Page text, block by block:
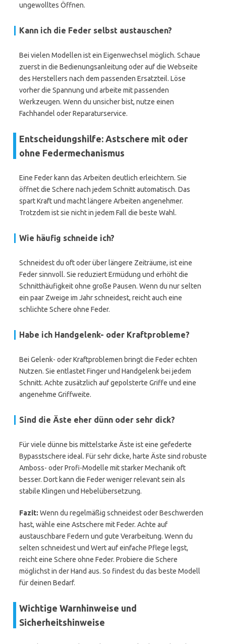
ungewolltes Öffnen.
Kann ich die Feder selbst austauschen?
Bei vielen Modellen ist ein Eigenwechsel möglich. Schaue
zuerst in die Bedienungsanleitung oder auf die Webseite
des Herstellers nach dem passenden Ersatzteil. Löse
vorher die Spannung und arbeite mit passenden
Werkzeugen. Wenn du unsicher bist, nutze einen
Fachhandel oder Reparaturservice.
Entscheidungshilfe: Astschere mit oder
ohne Federmechanismus
Eine Feder kann das Arbeiten deutlich erleichtern. Sie
öffnet die Schere nach jedem Schnitt automatisch. Das
spart Kraft und macht längere Arbeiten angenehmer.
Trotzdem ist sie nicht in jedem Fall die beste Wahl.
Wie häufig schneide ich?
Schneidest du oft oder über längere Zeiträume, ist eine
Feder sinnvoll. Sie reduziert Ermüdung und erhöht die
Schnitthäufigkeit ohne große Pausen. Wenn du nur selten
ein paar Zweige im Jahr schneidest, reicht auch eine
schlichte Schere ohne Feder.
Habe ich Handgelenk- oder Kraftprobleme?
Bei Gelenk- oder Kraftproblemen bringt die Feder echten
Nutzen. Sie entlastet Finger und Handgelenk bei jedem
Schnitt. Achte zusätzlich auf gepolsterte Griffe und eine
angenehme Griffweite.
Sind die Äste eher dünn oder sehr dick?
Für viele dünne bis mittelstarke Äste ist eine gefederte
Bypasstschere ideal. Für sehr dicke, harte Äste sind robuste
Amboss- oder Profi-Modelle mit starker Mechanik oft
besser. Dort kann die Feder weniger relevant sein als
stabile Klingen und Hebelübersetzung.
Fazit: Wenn du regelmäßig schneidest oder Beschwerden
hast, wähle eine Astschere mit Feder. Achte auf
austauschbare Federn und gute Verarbeitung. Wenn du
selten schneidest und Wert auf einfache Pflege legst,
reicht eine Schere ohne Feder. Probiere die Schere
möglichst in der Hand aus. So findest du das beste Modell
für deinen Bedarf.
Wichtige Warnhinweise und
Sicherheitshinweise